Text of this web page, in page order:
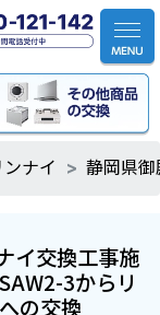
ンナイ 静岡県
イ交換工事施
3からリ
の交換